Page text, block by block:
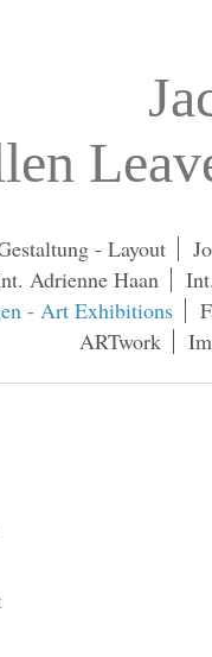
- Layout
Adrienne Haan
- Art Exhibitions
ARTwork